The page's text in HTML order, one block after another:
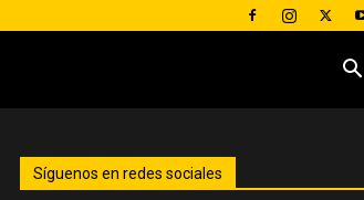
Síguenos en redes sociales